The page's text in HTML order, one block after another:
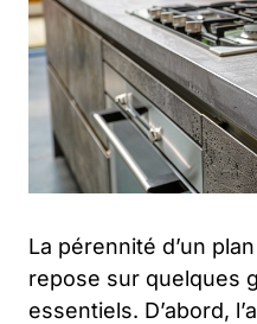
La pérennité d’un
repose sur quelques
essentiels. D’abord,